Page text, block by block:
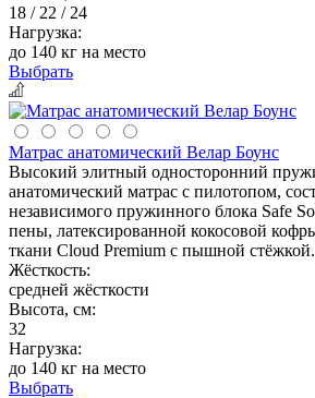
18 / 22 / 24
Нагрузка:
до 140 кг на место
Выбрать
Матрас анатомический Велар Боунс
Высокий элитный односторонний
анатомический матрас с пилотопом,
независимого пружинного блока Safe
пены, латексированной кокосовой
ткани Cloud Premium с пышной стёжкой.
Жёсткость:
средней жёсткости
Высота, см:
32
Нагрузка:
до 140 кг на место
Выбрать